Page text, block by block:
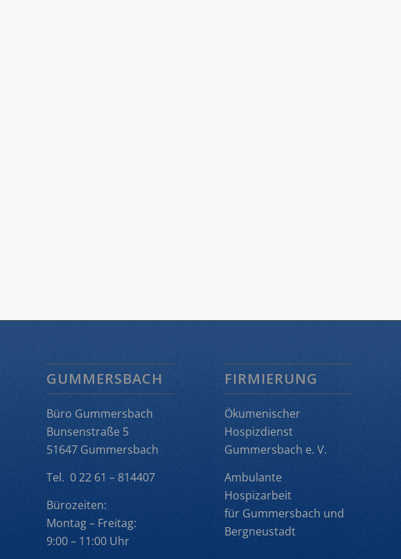
GUMMERSBACH
Büro Gummersbach
Bunsenstraße 5
51647 Gummersbach
Tel. 0 22 61 – 814407
Bürozeiten:
Montag – Freitag:
9:00 – 11:00 Uhr
FIRMIERUNG
Ökumenischer
Hospizdienst
Gummersbach e. V.
Ambulante
Hospizarbeit
für Gummersbach und
Bergneustadt